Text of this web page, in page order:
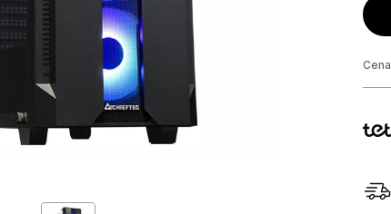
Stacionārie datori un